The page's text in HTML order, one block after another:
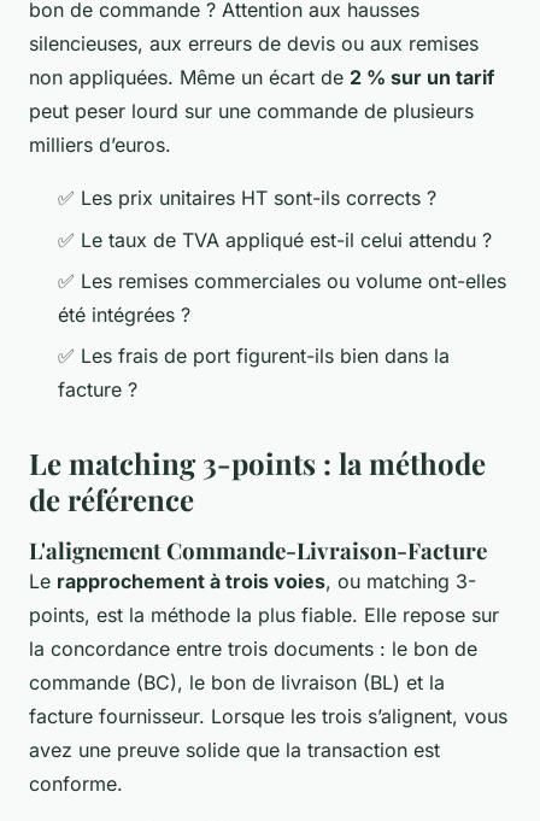
bon de commande ? Attention aux hausses
silencieuses, aux erreurs de devis ou aux remises
non appliquées. Même un écart de 2 % sur un tarif
peut peser lourd sur une commande de plusieurs
milliers d’euros.
✅ Les prix unitaires HT sont-ils corrects ?
✅ Le taux de TVA appliqué est-il celui attendu ?
✅ Les remises commerciales ou volume ont-elles
été intégrées ?
✅ Les frais de port figurent-ils bien dans la
facture ?
Le matching 3-points : la méthode
de référence
L'alignement Commande-Livraison-Facture
Le rapprochement à trois voies, ou matching 3-
points, est la méthode la plus fiable. Elle repose sur
la concordance entre trois documents : le bon de
commande (BC), le bon de livraison (BL) et la
facture fournisseur. Lorsque les trois s’alignent, vous
avez une preuve solide que la transaction est
conforme.